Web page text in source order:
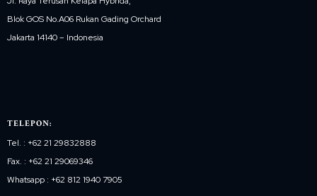
Blok GOS No.A06 Rukan Gading Orchard
Jakarta 14140 – Indonesia
TELEPON:
Tel. : +62 21 29832888
Fax. : +62 21 29069346
Whatsapp : +62 812 1940 7905